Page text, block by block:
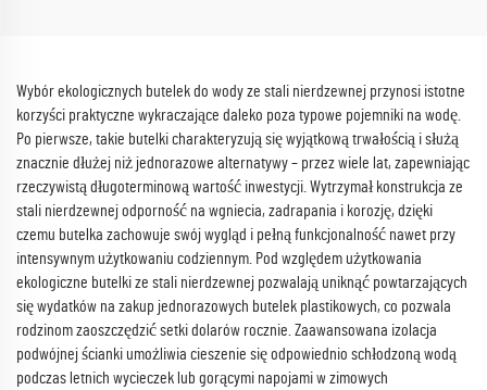
Wybór ekologicznych butelek do wody ze stali nierdzewnej przynosi istotne
korzyści praktyczne wykraczające daleko poza typowe pojemniki na wodę.
Po pierwsze, takie butelki charakteryzują się wyjątkową trwałością i służą
znacznie dłużej niż jednorazowe alternatywy – przez wiele lat, zapewniając
rzeczywistą długoterminową wartość inwestycji. Wytrzymał konstrukcja ze
stali nierdzewnej odporność na wgniecia, zadrapania i korozję, dzięki
czemu butelka zachowuje swój wygląd i pełną funkcjonalność nawet przy
intensywnym użytkowaniu codziennym. Pod względem użytkowania
ekologiczne butelki ze stali nierdzewnej pozwalają uniknąć powtarzających
się wydatków na zakup jednorazowych butelek plastikowych, co pozwala
rodzinom zaoszczędzić setki dolarów rocznie. Zaawansowana izolacja
podwójnej ścianki umożliwia cieszenie się odpowiednio schłodzoną wodą
podczas letnich wycieczek lub gorącymi napojami w zimowych